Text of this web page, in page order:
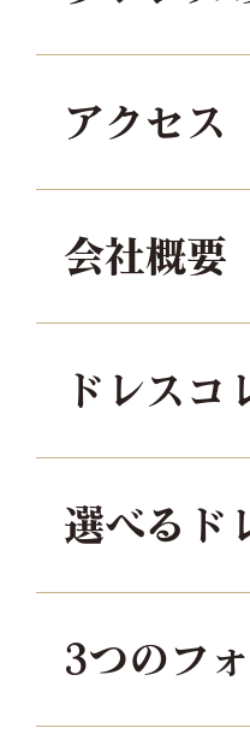
アクセス
会社概要
ドレスコ
選べるド
3つのフ